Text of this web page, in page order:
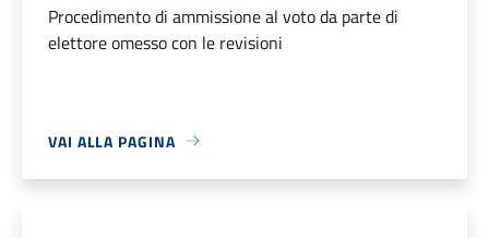
Procedimento di ammissione al voto da parte di
elettore omesso con le revisioni
VAI ALLA PAGINA